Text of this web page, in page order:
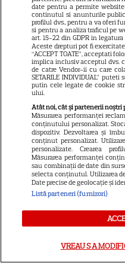
13
și
9
din
Ce
date pentru a permite
continutul si anunturile
profilul dvs., pentru a va oferi
si pentru a analiza traficul pe
art. 15-22 din GDPR in
Aceste drepturi pot fi
“ACCEPT TOATE”, acceptati
implica inclusiv acceptul dvs.
de catre Vendor-ii cu care
SETARILE INDIVIDUAL”
putin cele legate de cookie
ului.
Atât noi, cât și partenerii noștri
Măsurarea performanței
conținutului personalizat.
dispozitiv. Dezvoltarea și
conținut personalizat.
personalizate. Crearea
Măsurarea performanței
sau combinații de date din
selecta conținutul. Utilizarea
Date precise de geolocație și
Listă parteneri (furnizori)
VREAU SA